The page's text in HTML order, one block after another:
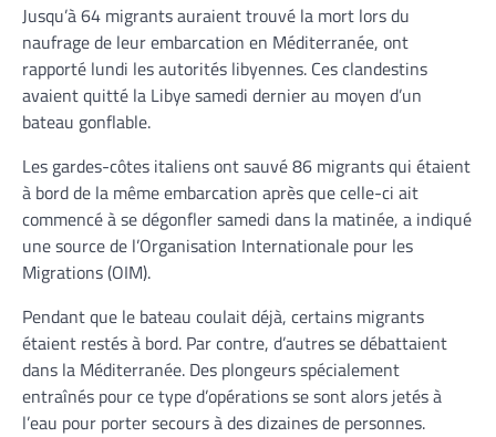
Jusqu’à 64 migrants auraient trouvé la mort lors du
naufrage de leur embarcation en Méditerranée, ont
rapporté lundi les autorités libyennes. Ces clandestins
avaient quitté la Libye samedi dernier au moyen d’un
bateau gonflable.
Les gardes-côtes italiens ont sauvé 86 migrants qui étaient
à bord de la même embarcation après que celle-ci ait
commencé à se dégonfler samedi dans la matinée, a indiqué
une source de l’Organisation Internationale pour les
Migrations (OIM).
Pendant que le bateau coulait déjà, certains migrants
étaient restés à bord. Par contre, d’autres se débattaient
dans la Méditerranée. Des plongeurs spécialement
entraînés pour ce type d’opérations se sont alors jetés à
l’eau pour porter secours à des dizaines de personnes.